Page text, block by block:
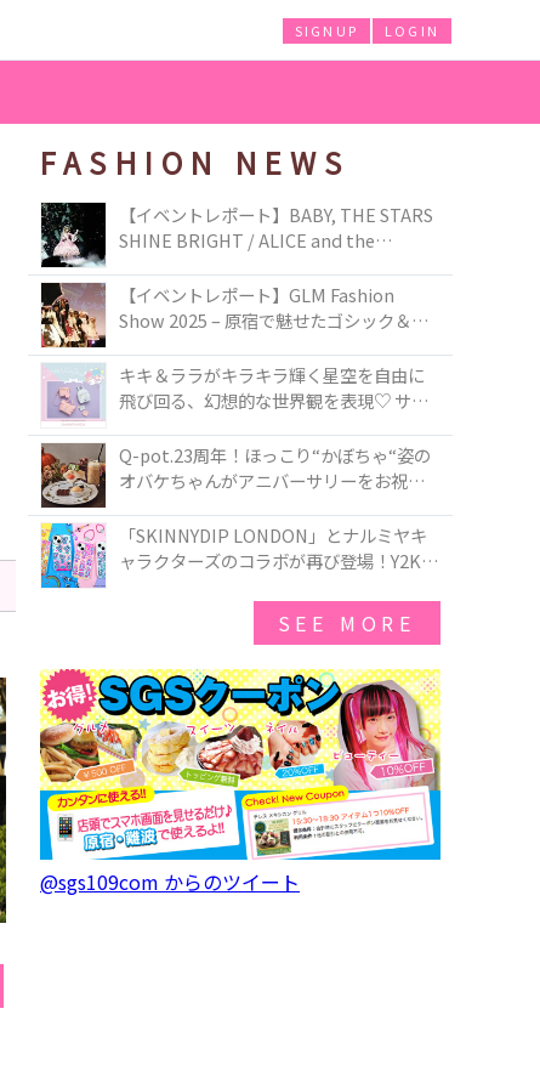
LOGIN
SIGNUP
FASHION NEWS
【イベントレポート】BABY, THE STARS
SHINE BRIGHT / ALICE and the
TOKYO
【イベントレポート】GLM Fashion
Show 2025 – 原宿で魅せたゴシック＆ロ
キキ＆ララがキラキラ輝く星空を自由に
飛び回る、幻想的な世界観を表現♡ サマ
50周年アニバーサリーイヤー』を記念し
たコレクションが登場
Q-pot.23周年！ほっこり“かぼちゃ“姿の
オバケちゃんがアニバーサリーをお祝い
ー」が新発売！Q-pot CAFE.では「かぼち
ゃのオバケーキプレート」も登場
「SKINNYDIP LONDON」とナルミヤキ
ャラクターズのコラボが再び登場！Y2Kム
SEE MORE
@sgs109com からのツイート